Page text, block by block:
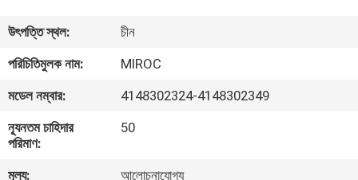
আমাদের
সম্পর্কে
কারখানা
ভ্রমণ
উৎপত্তি স্থল:
চীন
পরিচিতিমুলক নাম:
MIROC
মডেল নম্বার:
4148302324-4148302349
ন্যূনতম চাহিদার
পরিমাণ:
50
মূল্য:
আলোচনাযোগ্য